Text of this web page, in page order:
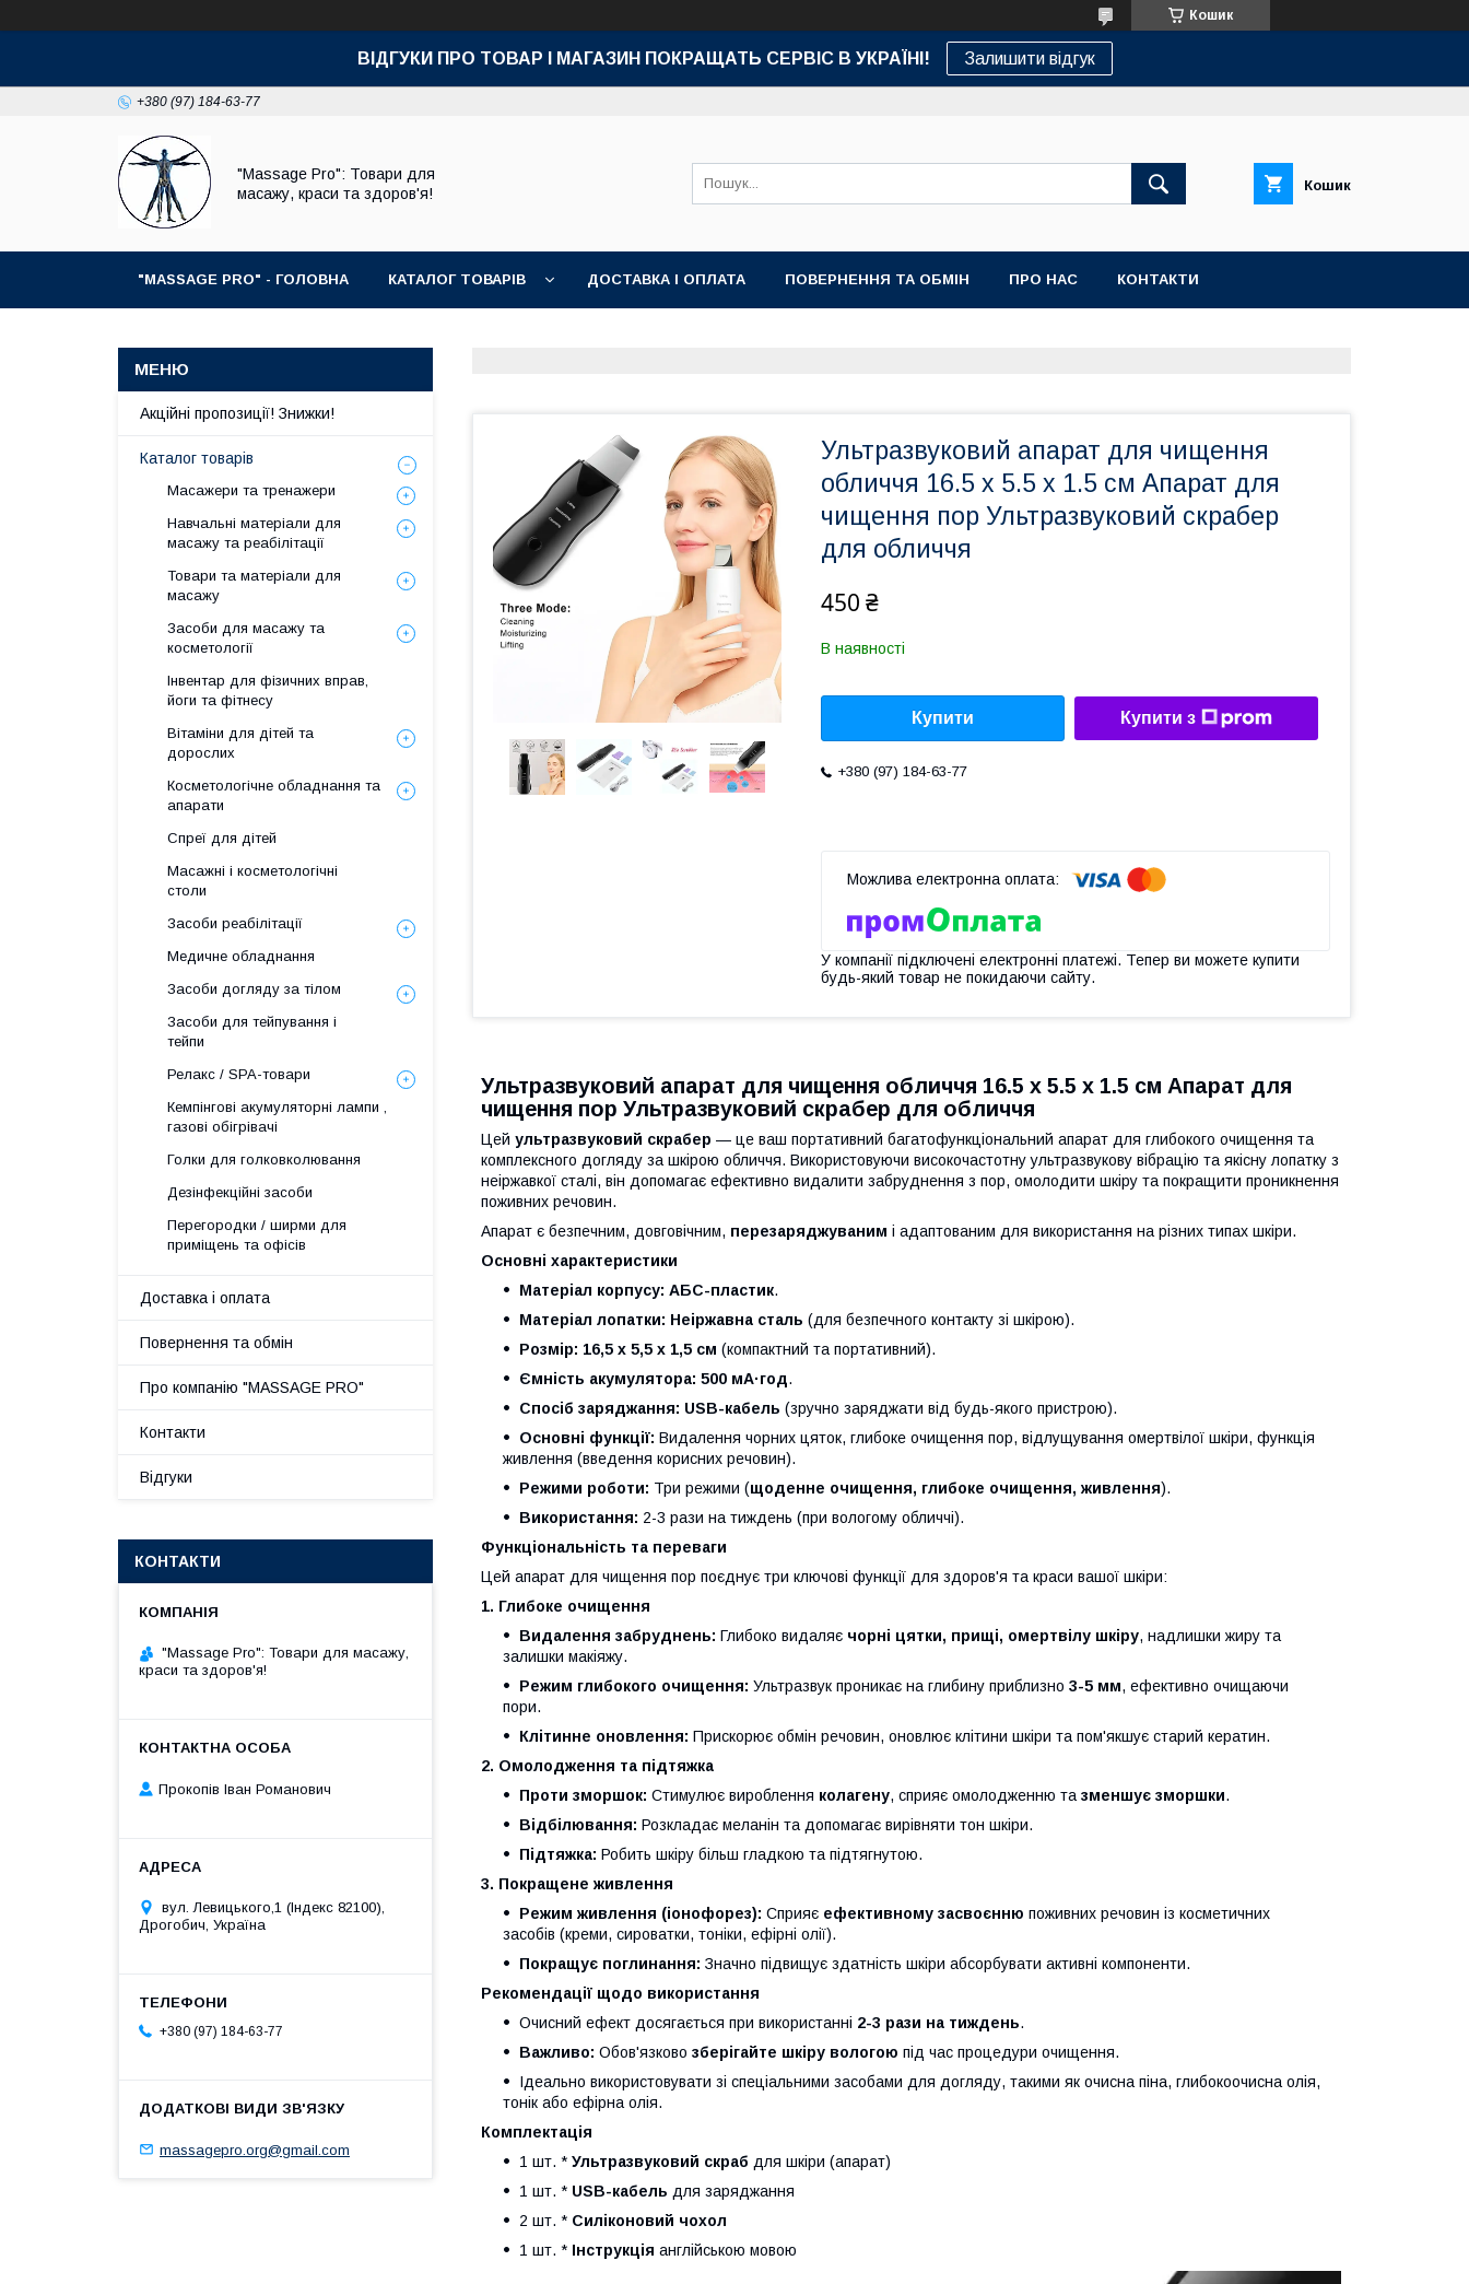
Кошик
ВІДГУКИ ПРО ТОВАР І МАГАЗИН ПОКРАЩАТЬ СЕРВІС В УКРАЇНІ! Залишити відгук
+380 (97) 184-63-77
"Massage Pro": Товари для
масажу, краси та здоров'я!
Кошик
"MASSAGE PRO" - ГОЛОВНА КАТАЛОГ ТОВАРІВ ДОСТАВКА І ОПЛАТА ПОВЕРНЕННЯ ТА ОБМІН ПРО НАС КОНТАКТИ
Ультразвуковий апарат для чищення
обличчя 16.5 х 5.5 х 1.5 см Апарат для
чищення пор Ультразвуковий скрабер
для обличчя
450 ₴
В наявності
Купити Купити з
+380 (97) 184-63-77
У компанії підключені електронні платежі. Тепер ви можете купити
будь-який товар не покидаючи сайту.
Ультразвуковий апарат для чищення обличчя 16.5 х 5.5 х 1.5 см Апарат для
чищення пор Ультразвуковий скрабер для обличчя
Цей ультразвуковий скрабер — це ваш портативний багатофункціональний апарат для глибокого очищення та
комплексного догляду за шкірою обличчя. Використовуючи високочастотну ультразвукову вібрацію та якісну лопатку з
неіржавкої сталі, він допомагає ефективно видалити забруднення з пор, омолодити шкіру та покращити проникнення
поживних речовин.
Апарат є безпечним, довговічним, перезаряджуваним і адаптованим для використання на різних типах шкіри.
Основні характеристики
Матеріал корпусу: АБС-пластик.
Матеріал лопатки: Неіржавна сталь (для безпечного контакту зі шкірою).
Розмір: 16,5 х 5,5 х 1,5 см (компактний та портативний).
Ємність акумулятора: 500 мА·год.
Спосіб заряджання: USB-кабель (зручно заряджати від будь-якого пристрою).
Основні функції: Видалення чорних цяток, глибоке очищення пор, відлущування омертвілої шкіри, функція
живлення (введення корисних речовин).
Режими роботи: Три режими (щоденне очищення, глибоке очищення, живлення).
Використання: 2-3 рази на тиждень (при вологому обличчі).
Функціональність та переваги
Цей апарат для чищення пор поєднує три ключові функції для здоров'я та краси вашої шкіри:
1. Глибоке очищення
Видалення забруднень: Глибоко видаляє чорні цятки, прищі, омертвілу шкіру, надлишки жиру та
залишки макіяжу.
Режим глибокого очищення: Ультразвук проникає на глибину приблизно 3-5 мм, ефективно очищаючи
пори.
Клітинне оновлення: Прискорює обмін речовин, оновлює клітини шкіри та пом'якшує старий кератин.
2. Омолодження та підтяжка
Проти зморшок: Стимулює вироблення колагену, сприяє омолодженню тазменшує зморшки.
Відбілювання: Розкладає меланін та допомагає вирівняти тон шкіри.
Підтяжка: Робить шкіру більш гладкою та підтягнутою.
3. Покращене живлення
Режим живлення (іонофорез): Сприяє ефективному засвоєнню поживних речовин із косметичних
засобів (креми, сироватки, тоніки, ефірні олії).
Покращує поглинання: Значно підвищує здатність шкіри абсорбувати активні компоненти.
Рекомендації щодо використання
Очисний ефект досягається при використанні 2-3 рази на тиждень.
Важливо: Обов'язково зберігайте шкіру вологою під час процедури очищення.
Ідеально використовувати зі спеціальними засобами для догляду, такими як очисна піна, глибокоочисна олія,
тонік або ефірна олія.
Комплектація
1 шт. * Ультразвуковий скраб для шкіри (апарат)
1 шт. * USB-кабель для заряджання
2 шт. * Силіконовий чохол
1 шт. * Інструкція англійською мовою
Акційні пропозиції! Знижки!
Каталог товарів
Масажери та тренажери
Навчальні матеріали для
масажу та реабілітації
Товари та матеріали для
масажу
Засоби для масажу та
косметології
Інвентар для фізичних вправ,
йоги та фітнесу
Вітаміни для дітей та
дорослих
Косметологічне обладнання та
апарати
Спреї для дітей
Масажні і косметологічні
столи
Засоби реабілітації
Медичне обладнання
Засоби догляду за тілом
Засоби для тейпування і
тейпи
Релакс / SPA-товари
Кемпінгові акумуляторні лампи ,
газові обігрівачі
Голки для голковколювання
Дезінфекційні засоби
Перегородки / ширми для
приміщень та офісів
Доставка і оплата
Повернення та обмін
Про компанію "MASSAGE PRO"
Контакти
Відгуки
КОНТАКТИ
"Massage Pro": Товари для масажу,
краси та здоров'я!
Прокопів Іван Романович
вул. Левицького,1 (Індекс 82100),
Дрогобич, Україна
+380 (97) 184-63-77
massagepro.org@gmail.com